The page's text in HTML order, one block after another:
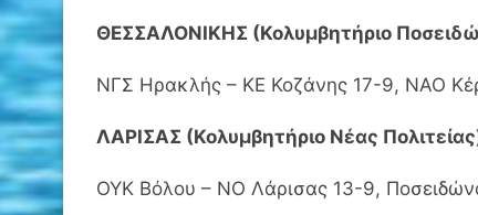
ΘΕΣΣΑΛΟΝΙΚΗΣ (Κολυμβητήριο
ΝΓΣ Ηρακλής – ΚΕ Κοζάνης 17-9, ΝΑΟ
ΛΑΡΙΣΑΣ (Κολυμβητήριο Νέας
ΟΥΚ Βόλου – ΝΟ Λάρισας 13-9,